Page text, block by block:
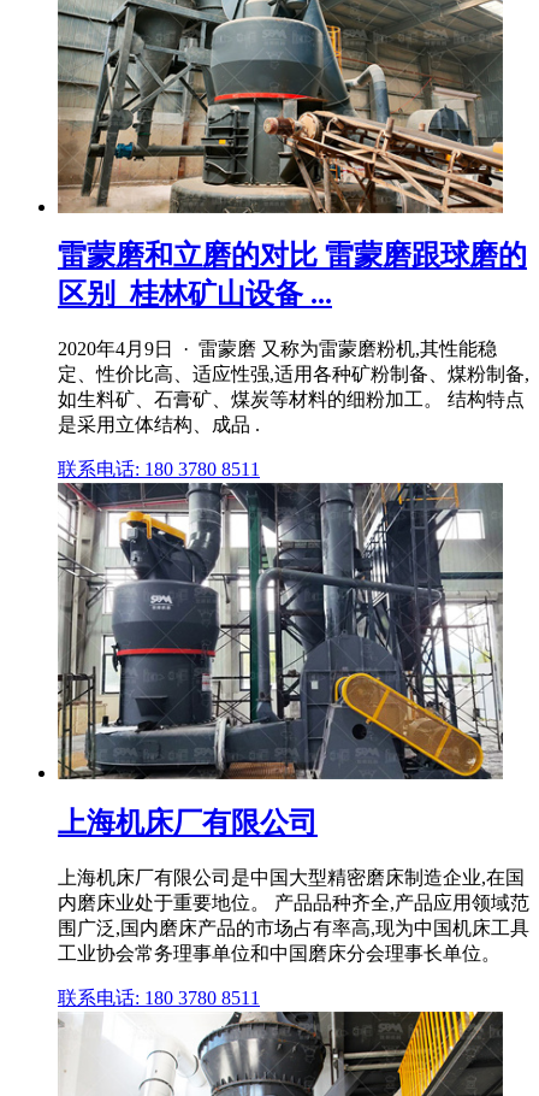
雷蒙磨和立磨的对比 雷蒙磨跟球磨的
区别_桂林矿山设备 ...
2020年4月9日 · 雷蒙磨 又称为雷蒙磨粉机,其性能稳
定、性价比高、适应性强,适用各种矿粉制备、煤粉制备,
如生料矿、石膏矿、煤炭等材料的细粉加工。 结构特点
是采用立体结构、成品 .
联系电话: 180 3780 8511
上海机床厂有限公司
上海机床厂有限公司是中国大型精密磨床制造企业,在国
内磨床业处于重要地位。 产品品种齐全,产品应用领域范
围广泛,国内磨床产品的市场占有率高,现为中国机床工具
工业协会常务理事单位和中国磨床分会理事长单位。
联系电话: 180 3780 8511